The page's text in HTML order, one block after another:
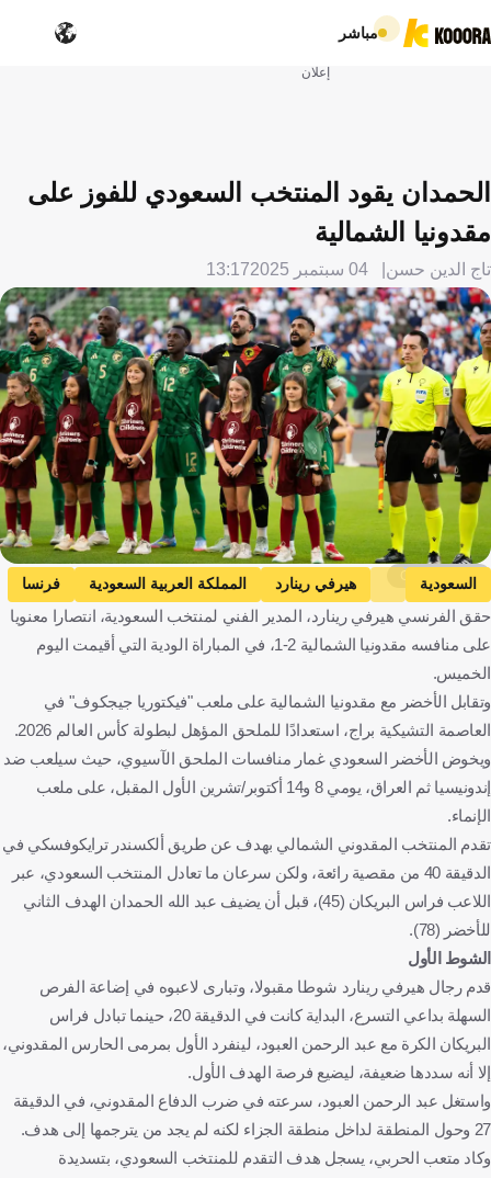
مباشر
إعلان
الحمدان يقود المنتخب السعودي للفوز على
مقدونيا الشمالية
تاج الدين حسن 04 سبتمبر 2025 13:17
Getty Images
السعودية هيرفي رينارد المملكة العربية السعودية
فرنسا
كرة قدم
حقق الفرنسي هيرفي رينارد، المدير الفني لمنتخب السعودية، انتصارا معنويا
على منافسه مقدونيا الشمالية 2-1، في المباراة الودية التي أقيمت اليوم
الخميس.
وتقابل الأخضر مع مقدونيا الشمالية على ملعب "فيكتوريا جيجكوف" في
العاصمة التشيكية براج، استعدادًا للملحق المؤهل لبطولة كأس العالم 2026.
ويخوض الأخضر السعودي غمار منافسات الملحق الآسيوي، حيث سيلعب ضد
إندونيسيا ثم العراق، يومي 8 و14 أكتوبر/تشرين الأول المقبل، على ملعب
الإنماء.
تقدم المنتخب المقدوني الشمالي بهدف عن طريق ألكسندر ترايكوفسكي في
الدقيقة 40 من مقصية رائعة، ولكن سرعان ما تعادل المنتخب السعودي، عبر
اللاعب فراس البريكان (45)، قبل أن يضيف عبد الله الحمدان الهدف الثاني
للأخضر (78).
الشوط الأول
قدم رجال هيرفي رينارد شوطا مقبولا، وتبارى لاعبوه في إضاعة الفرص
السهلة بداعي التسرع، البداية كانت في الدقيقة 20، حينما تبادل فراس
البريكان الكرة مع عبد الرحمن العبود، لينفرد الأول بمرمى الحارس المقدوني،
إلا أنه سددها ضعيفة، ليضيع فرصة الهدف الأول.
واستغل عبد الرحمن العبود، سرعته في ضرب الدفاع المقدوني، في الدقيقة
27 وحول المنطقة لداخل منطقة الجزاء لكنه لم يجد من يترجمها إلى هدف.
وكاد متعب الحربي، يسجل هدف التقدم للمنتخب السعودي، بتسديدة